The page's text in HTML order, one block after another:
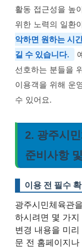
활동 접근성을 높
위한 노력의 일환
악하면 원하는 시
길 수 있습니다.
선호하는 분들을
이용객을 위해 운
수 있어요.
2. 광주시
준비사항
이용 전 필수
광주시민체육관
하시려면 몇 가
변경 내용을 미
문 전 홈페이지